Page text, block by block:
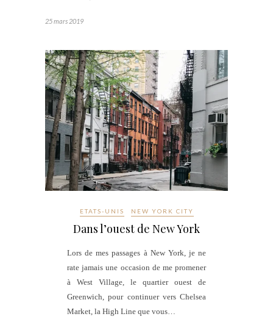
25 mars 2019
ETATS-UNIS NEW YORK CITY
Dans l’ouest de New York
Lors de mes passages à New York, je ne
rate jamais une occasion de me promener
à West Village, le quartier ouest de
Greenwich, pour continuer vers Chelsea
Market, la High Line que vous…